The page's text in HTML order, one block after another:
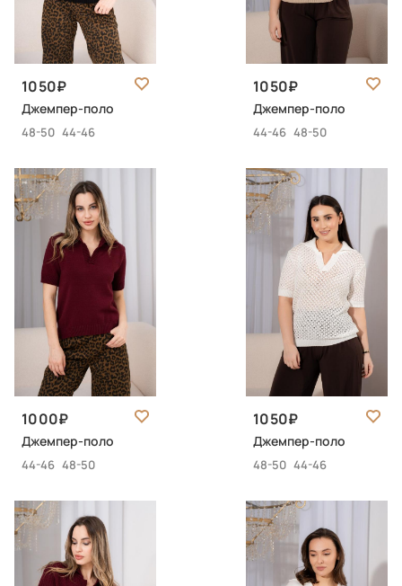
1050
Джемпер-поло
48-50 44-46
1050
Джемпер-поло
44-46 48-50
1000
Джемпер-поло
44-46 48-50
1050
Джемпер-поло
48-50 44-46